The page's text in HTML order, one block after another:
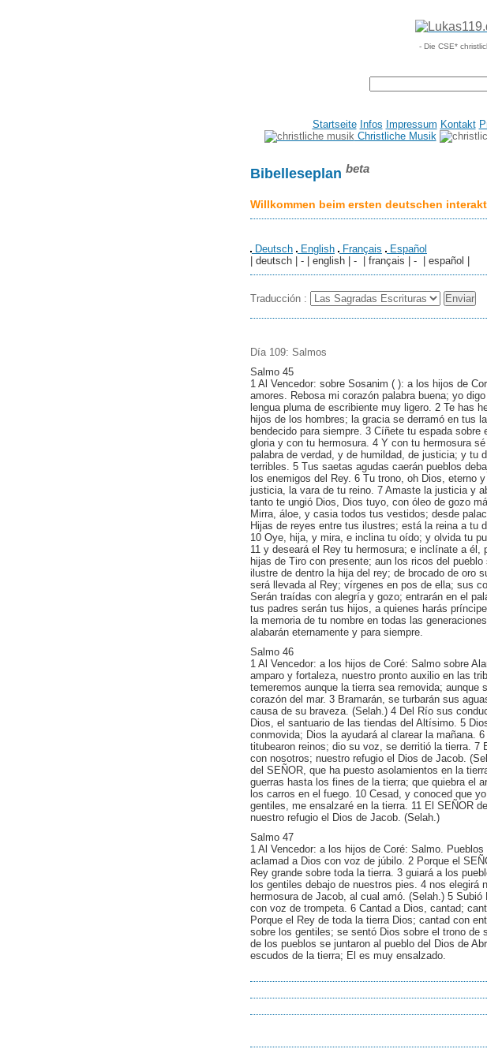
- Die CSE*
Startseite Infos Impressum Kontakt
Christliche Musik
Bibelleseplan beta
Willkommen beim ersten deutschen
Deutsch English Français
Español
| deutsch | - | english | - | français | - | español |
Traducción :
Día 109: Salmos
Salmo 45
1 Al Vencedor: sobre Sosanim ( ): a los hijos de
amores. Rebosa mi corazón palabra buena; yo
lengua pluma de escribiente muy ligero. 2 Te has
hijos de los hombres; la gracia se derramó en tus
bendecido para siempre. 3 Cíñete tu espada
gloria y con tu hermosura. 4 Y con tu hermosura
palabra de verdad, y de humildad, de justicia; y tu
terribles. 5 Tus saetas agudas caerán pueblos
los enemigos del Rey. 6 Tu trono, oh Dios, eterno
justicia, la vara de tu reino. 7 Amaste la justicia y
tanto te ungió Dios, Dios tuyo, con óleo de gozo
Mirra, áloe, y casia todos tus vestidos; desde
Hijas de reyes entre tus ilustres; está la reina a tu
10 Oye, hija, y mira, e inclina tu oído; y olvida tu
11 y deseará el Rey tu hermosura; e inclínate a él,
hijas de Tiro con presente; aun los ricos del
ilustre de dentro la hija del rey; de brocado de oro
será llevada al Rey; vírgenes en pos de ella; sus
Serán traídas con alegría y gozo; entrarán en el
tus padres serán tus hijos, a quienes harás
la memoria de tu nombre en todas las
alabarán eternamente y para siempre.
Salmo 46
1 Al Vencedor: a los hijos de Coré: Salmo sobre
amparo y fortaleza, nuestro pronto auxilio en las
temeremos aunque la tierra sea removida; aunque
corazón del mar. 3 Bramarán, se turbarán sus
causa de su braveza. (Selah.) 4 Del Río sus
Dios, el santuario de las tiendas del Altísimo. 5
conmovida; Dios la ayudará al clarear la mañana. 6
titubearon reinos; dio su voz, se derritió la tierra. 7
con nosotros; nuestro refugio el Dios de Jacob.
del SEÑOR, que ha puesto asolamientos en la
guerras hasta los fines de la tierra; que quiebra el
los carros en el fuego. 10 Cesad, y conoced que
gentiles, me ensalzaré en la tierra. 11 El SEÑOR
nuestro refugio el Dios de Jacob. (Selah.)
Salmo 47
1 Al Vencedor: a los hijos de Coré: Salmo.
aclamad a Dios con voz de júbilo. 2 Porque el
Rey grande sobre toda la tierra. 3 guiará a los
los gentiles debajo de nuestros pies. 4 nos elegirá
hermosura de Jacob, al cual amó. (Selah.) 5
con voz de trompeta. 6 Cantad a Dios, cantad;
Porque el Rey de toda la tierra Dios; cantad con
sobre los gentiles; se sentó Dios sobre el trono de
de los pueblos se juntaron al pueblo del Dios de
escudos de la tierra; El es muy ensalzado.